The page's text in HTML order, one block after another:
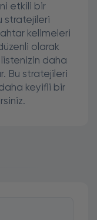
etkili bir
stratejileri
kelimeleri
olarak
daha
Bu stratejileri
keyifli bir